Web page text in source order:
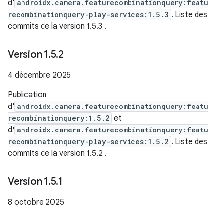
d' androidx.camera.featurecombinationquery:featu
recombinationquery-play-services:1.5.3 . Liste des
commits de la version 1.5.3 .
Version 1.5.2
4 décembre 2025
Publication
d' androidx.camera.featurecombinationquery:featu
recombinationquery:1.5.2 et
d' androidx.camera.featurecombinationquery:featu
recombinationquery-play-services:1.5.2 . Liste des
commits de la version 1.5.2 .
Version 1.5.1
8 octobre 2025